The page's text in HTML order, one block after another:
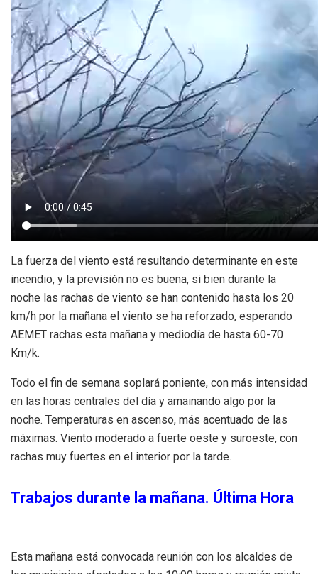
La fuerza del viento está resultando determinante en este
incendio, y la previsión no es buena, si bien durante la
noche las rachas de viento se han contenido hasta los 20
km/h por la mañana el viento se ha reforzado, esperando
AEMET rachas esta mañana y mediodía de hasta 60-70
Km/k.
Todo el fin de semana soplará poniente, con más intensidad
en las horas centrales del día y amainando algo por la
noche. Temperaturas en ascenso, más acentuado de las
máximas. Viento moderado a fuerte oeste y suroeste, con
rachas muy fuertes en el interior por la tarde.
Trabajos durante la mañana. Última Hora
Esta mañana está convocada reunión con los alcaldes de